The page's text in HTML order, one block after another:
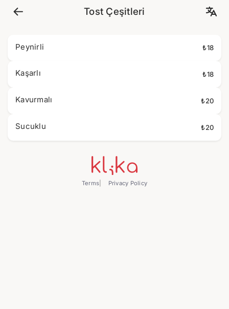
Tost Çeşitleri
Peynirli ₺18
Kaşarlı ₺18
Kavurmalı ₺20
Sucuklu ₺20
Terms Privacy Policy